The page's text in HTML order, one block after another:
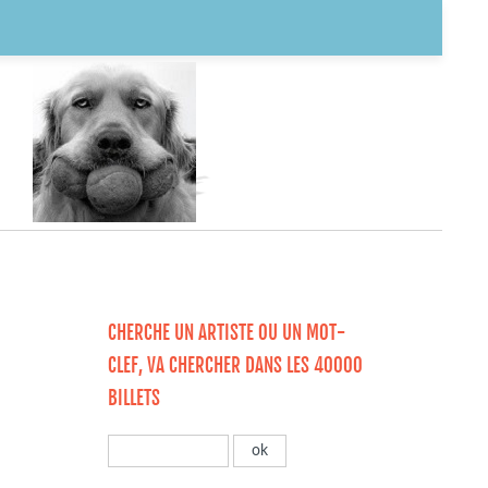
CHERCHE UN ARTISTE OU UN MOT-
CLEF, VA CHERCHER DANS LES 40000
BILLETS